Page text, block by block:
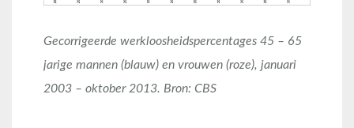
Gecorrigeerde werkloosheidspercentages 45 – 65
jarige mannen (blauw) en vrouwen (roze), januari
2003 – oktober 2013. Bron: CBS